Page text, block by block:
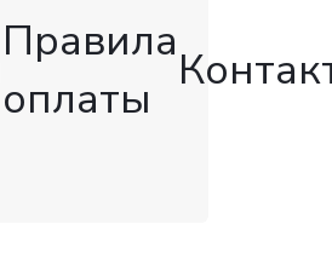
Правила
оплаты